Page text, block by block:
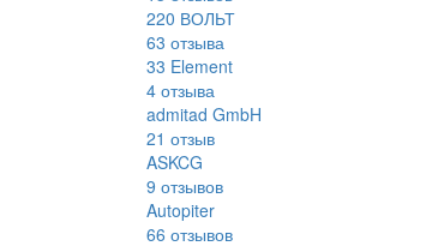
220 ВОЛЬТ
63 отзыва
33 Element
4 отзыва
admitad GmbH
21 отзыв
ASKCG
9 отзывов
Autopiter
66 отзывов